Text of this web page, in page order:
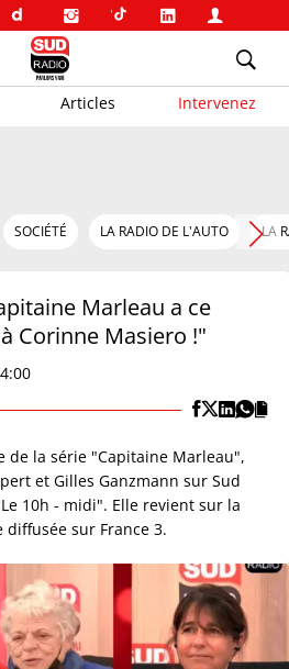
Articles Intervenez
SOCIÉTÉ LA RADIO DE L'AUTO LA
Marleau a ce
Corinne Masiero !"
de la série "Capitaine Marleau",
et Gilles Ganzmann sur Sud
10h - midi". Elle revient sur la
sur France 3.